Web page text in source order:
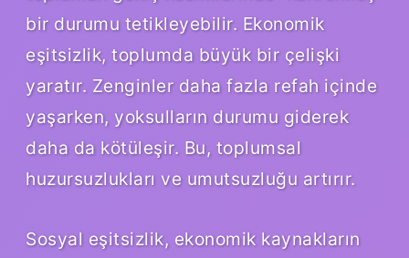
bir durumu tetikleyebilir. Ekonomik
eşitsizlik, toplumda büyük bir çelişki
yaratır. Zenginler daha fazla refah içinde
yaşarken, yoksulların durumu giderek
daha da kötüleşir. Bu, toplumsal
huzursuzlukları ve umutsuzluğu artırır.
Sosyal eşitsizlik, ekonomik kaynakların